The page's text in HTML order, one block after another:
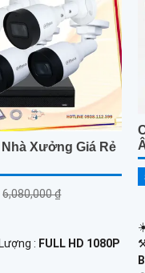
Nhà Xưởng Giá Rẻ
6,080,000 ₫
: FULL HD 1080P